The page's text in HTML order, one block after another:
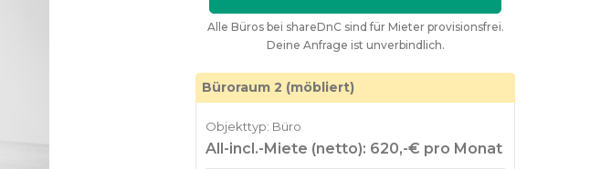
Alle Büros bei shareDnC sind für Mieter provisionsfrei.
Deine Anfrage ist unverbindlich.
Büroraum 2 (möbliert)
Objekttyp: Büro
All-incl.-Miete (netto): 620,-€ pro Monat